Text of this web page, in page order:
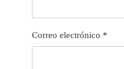
Correo electrónico *